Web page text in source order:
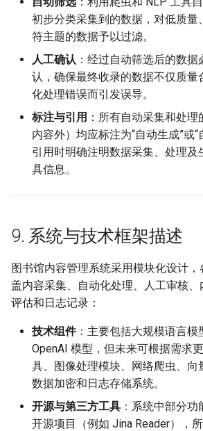
初步分类采集到的数据，对低质量
符主题的数据予以过滤。
人工确认 ：经过自动筛选后的数
认，确保最终收录的数据不仅质量
化处理错误而引发误导。
标注与引用 ：所有自动采集和处
内容外）均应标注为“自动生成”或
引用时明确注明数据采集、处理及
具信息。
9. 系统与技术框架描述
图书馆内容管理系统采用模块化设计
盖内容采集、自动化处理、人工审核
评估和日志记录：
技术组件：主要包括大规模语言模
OpenAI 模型，但未来可根据需求
具、图像处理模块、网络爬虫、向
数据加密和日志存储系统。
开源与第三方工具 ：系统中部分
开源项目（例如 Jina Reader），